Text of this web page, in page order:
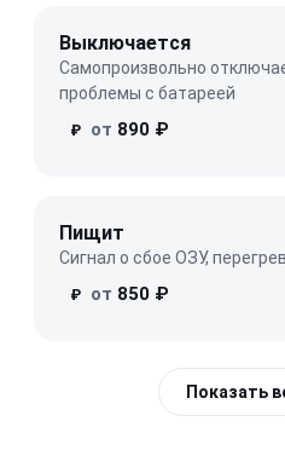
Выключается
Самопроизвольно
проблемы с батареей
₽ от 890 ₽
Пищит
Сигнал о сбое ОЗУ,
₽ от 850 ₽
Показать